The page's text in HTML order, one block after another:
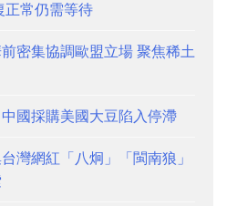
正常仍需等待
密集協調歐盟立場 聚焦稀土
國採購美國大豆陷入停滯
灣網紅「八炯」「閩南狼」